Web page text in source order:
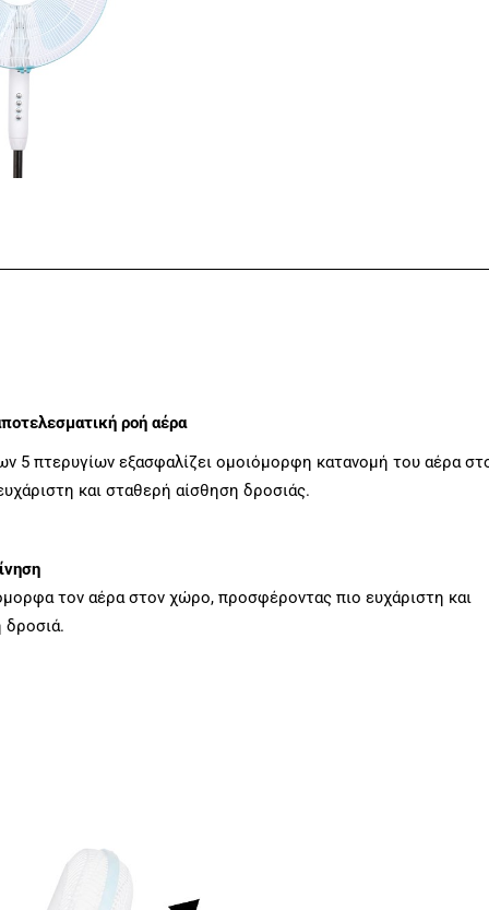
ροή αέρα
5 πτερυγίων εξασφαλίζει ομοιόμορφη κατανομή του αέρα
και σταθερή αίσθηση δροσιάς.
τον αέρα στον χώρο, προσφέροντας πιο ευχάριστη και
δροσιά.